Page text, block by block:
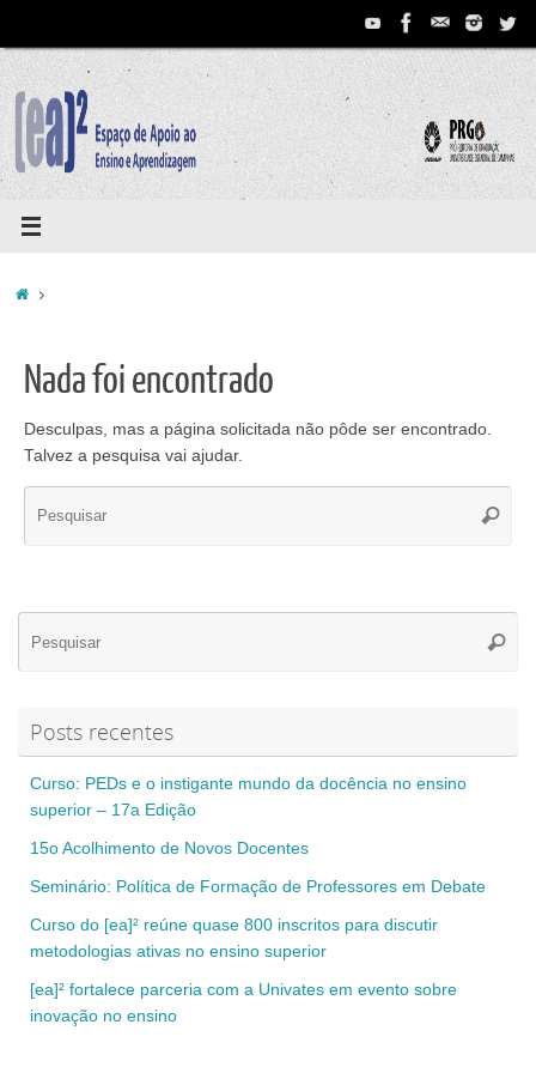
conteúdo
Home
Nada foi encontrado
Desculpas, mas a página solicitada não pôde ser encontrado.
Talvez a pesquisa vai ajudar.
Posts recentes
Curso: PEDs e o instigante mundo da docência no ensino
superior – 17a Edição
15o Acolhimento de Novos Docentes
Seminário: Política de Formação de Professores em Debate
Curso do [ea]² reúne quase 800 inscritos para discutir
metodologias ativas no ensino superior
[ea]² fortalece parceria com a Univates em evento sobre
inovação no ensino